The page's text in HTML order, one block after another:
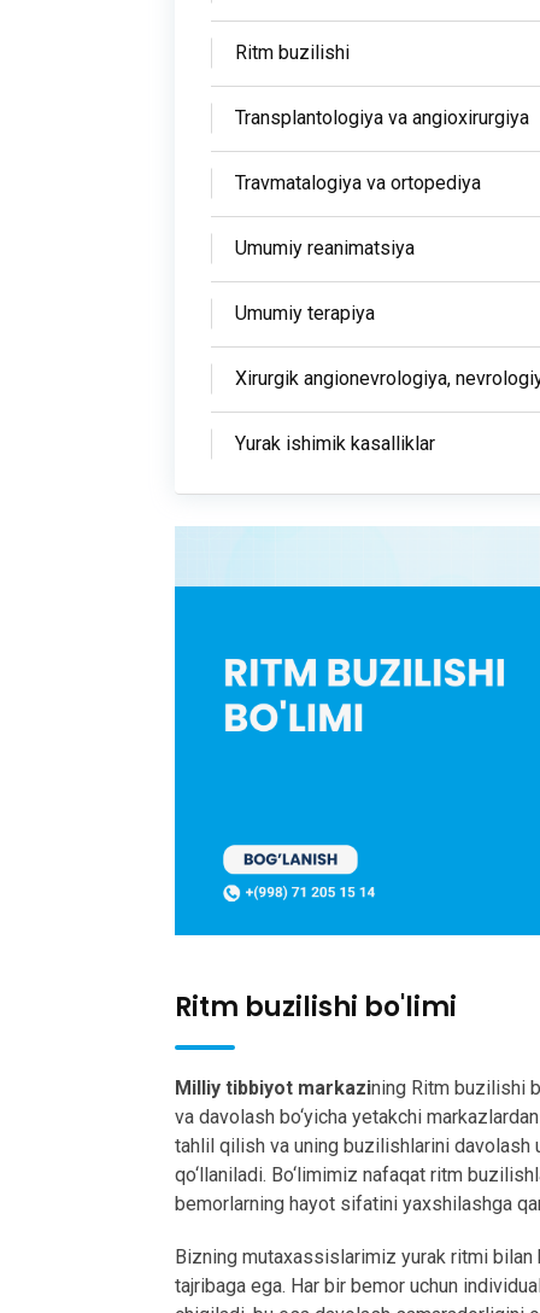
Ritm buzilishi
Transplantologiya va angioxirurgiya
Travmatalogiya va ortopediya
Umumiy reanimatsiya
Umumiy terapiya
Xirurgik angionevrologiya,
Yurak ishimik kasalliklar
Ritm buzilishi bo'limi
Milliy tibbiyot markazining Ritm buzilishi
va davolash bo‘yicha yetakchi
tahlil qilish va uning buzilishlarini davolash
qo‘llaniladi. Bo‘limimiz nafaqat ritm
bemorlarning hayot sifatini yaxshilashga
Bizning mutaxassislarimiz yurak ritmi bilan
tajribaga ega. Har bir bemor uchun